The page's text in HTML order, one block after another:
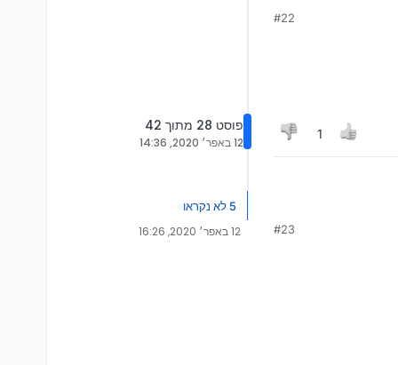
#22
1
#23
פוסט 28 מתוך 42
12 באפר׳ 2020, 14:36
5 לא נקראו
12 באפר׳ 2020, 16:26